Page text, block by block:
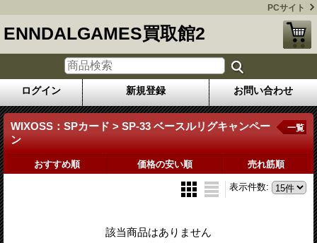
PCサイト
ENNDALGAMES買取館2
ログイン 新規登録 お問い合わせ
WIXOSS：SPカード > SP-33 ベースルリグキャンペー
ン
一覧
おすすめ順 価格の安い順 売れ筋順
表示件数:
該当商品はありません